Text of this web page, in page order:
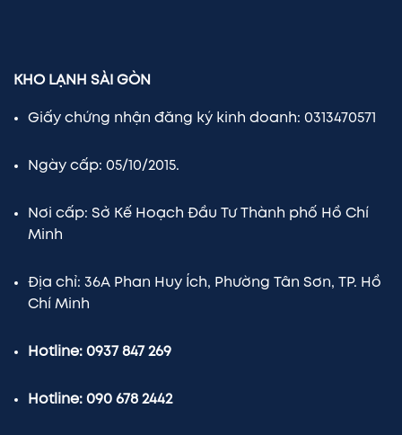
KHO LẠNH SÀI GÒN
Giấy chứng nhận đăng ký kinh doanh: 0313470571
Ngày cấp: 05/10/2015.
Nơi cấp: Sở Kế Hoạch Đầu Tư Thành phố Hồ Chí
Minh
Địa chỉ: 36A Phan Huy Ích, Phường Tân Sơn, TP. Hồ
Chí Minh
Hotline: 0937 847 269
Hotline: 090 678 2442